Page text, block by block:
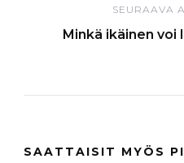
SEURAAVA
Minkä ikäinen voi
SAATTAISIT MYÖS